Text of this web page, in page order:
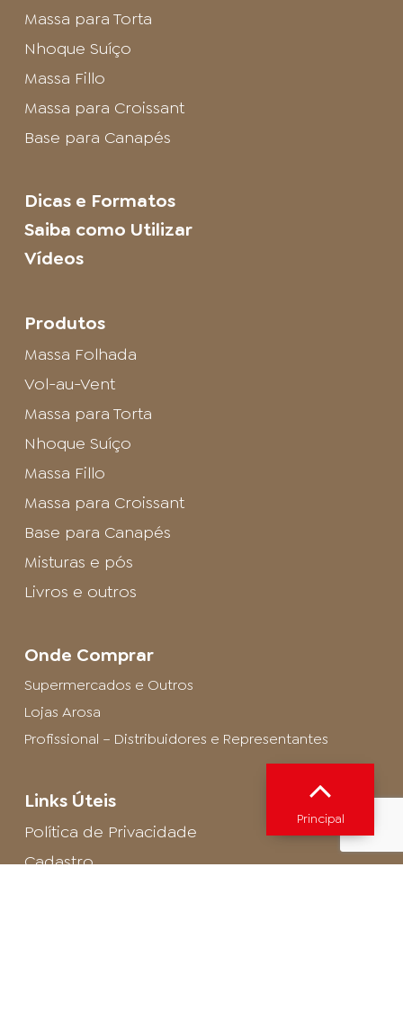
Massa para Torta
Nhoque Suíço
Massa Fillo
Massa para Croissant
Base para Canapés
Dicas e Formatos
Saiba como Utilizar
Vídeos
Produtos
Massa Folhada
Vol-au-Vent
Massa para Torta
Nhoque Suíço
Massa Fillo
Massa para Croissant
Base para Canapés
Misturas e pós
Livros e outros
Onde Comprar
Supermercados e Outros
Lojas Arosa
Profissional – Distribuidores e Representantes
Links Úteis
Política de Privacidade
Cadastro
Principal